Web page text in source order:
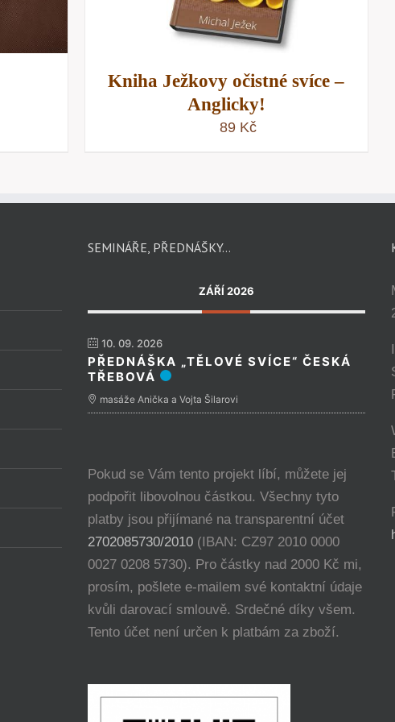
Kniha Ježkovy očistné svíce –
Anglicky!
89 Kč
SEMINÁŘE, PŘEDNÁŠKY…
ZÁŘÍ 2026
10. 09. 2026
PŘEDNÁŠKA „TĚLOVÉ SVÍCE“ ČESKÁ
TŘEBOVÁ
masáže Anička a Vojta Šilarovi
Pokud se Vám tento projekt líbí, můžete jej
podpořit libovolnou částkou. Všechny tyto
platby jsou přijímané na transparentní účet
2702085730/2010(IBAN: CZ97 2010 0000
0027 0208 5730). Pro částky nad 2000 Kč mi,
prosím, pošlete e-mailem své kontaktní údaje
kvůli darovací smlouvě. Srdečné díky všem.
Tento účet není určen k platbám za zboží.